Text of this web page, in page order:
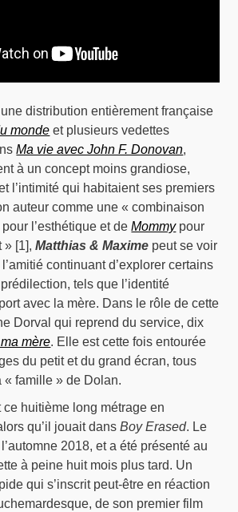
distribution entièrement française
monde et plusieurs vedettes
Ma vie avec John F. Donovan,
à un concept moins grandiose,
l’intimité qui habitaient ses premiers
auteur comme une « combinaison
pour l’esthétique et deMommypour
» [1],Matthias & Maxime peut se voir
continuant d’explorer certains
tels que l’identité
avec la mère. Dans le rôle de cette
Dorval qui reprend du service, dix
mère. Elle est cette fois entourée
du petit et du grand écran, tous
« famille » de Dolan.
ce huitième long métrage en
qu’il jouait dansBoy Erased. Le
2018, et a été présenté au
à peine huit mois plus tard. Un
qui s’inscrit peut-être en réaction
de son premier film